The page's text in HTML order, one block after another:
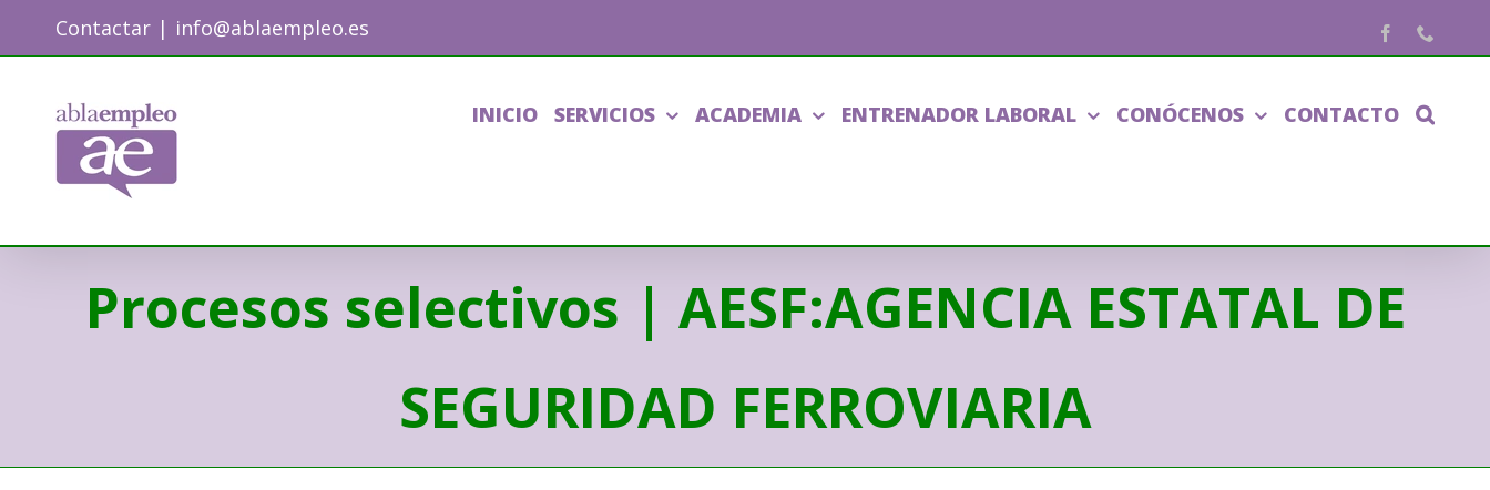
Contactar | info@ablaempleo.es Facebook
INICIO SERVICIOS ACADEMIA ENTRENADOR LABORAL CONÓCENOS CONTACTO
Procesos selectivos | AESF:AGENCIA ESTATAL DE
SEGURIDAD FERROVIARIA